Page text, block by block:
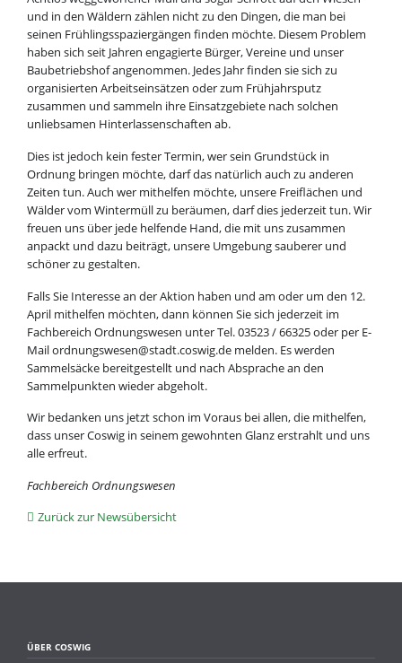
und in den Wäldern zählen nicht zu den Dingen, die man bei
seinen Frühlingsspaziergängen finden möchte. Diesem Problem
haben sich seit Jahren engagierte Bürger, Vereine und unser
Baubetriebshof angenommen. Jedes Jahr finden sie sich zu
organisierten Arbeitseinsätzen oder zum Frühjahrsputz
zusammen und sammeln ihre Einsatzgebiete nach solchen
unliebsamen Hinterlassenschaften ab.
Dies ist jedoch kein fester Termin, wer sein Grundstück in
Ordnung bringen möchte, darf das natürlich auch zu anderen
Zeiten tun. Auch wer mithelfen möchte, unsere Freiflächen und
Wälder vom Wintermüll zu beräumen, darf dies jederzeit tun. Wir
freuen uns über jede helfende Hand, die mit uns zusammen
anpackt und dazu beiträgt, unsere Umgebung sauberer und
schöner zu gestalten.
Falls Sie Interesse an der Aktion haben und am oder um den 12.
April mithelfen möchten, dann können Sie sich jederzeit im
Fachbereich Ordnungswesen unter Tel. 03523 / 66325 oder per E-
Mail ordnungswesen@stadt.coswig.de melden. Es werden
Sammelsäcke bereitgestellt und nach Absprache an den
Sammelpunkten wieder abgeholt.
Wir bedanken uns jetzt schon im Voraus bei allen, die mithelfen,
dass unser Coswig in seinem gewohnten Glanz erstrahlt und uns
alle erfreut.
Fachbereich Ordnungswesen
Zurück zur Newsübersicht
ÜBER COSWIG